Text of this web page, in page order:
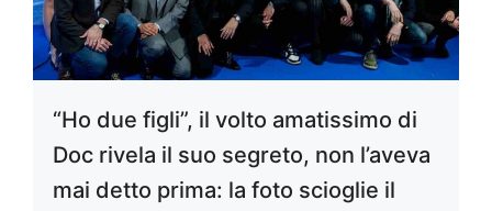
“Ho due figli”, il volto amatissimo di
Doc rivela il suo segreto, non l’aveva
mai detto prima: la foto scioglie il